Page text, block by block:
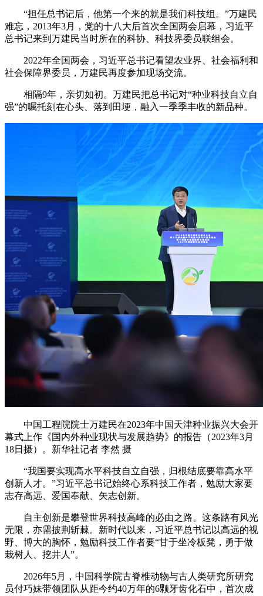
“担任总书记后，他第一个来的就是我们科技组。”万建民
难忘，2013年3月，党的十八大后首次全国两会启幕，习近平
总书记来到万建民当时所在的科协、科技界委员联组会。
2022年全国两会，习近平总书记看望农业界、社会福利和
社会保障界委员，万建民再度参加现场交流。
相隔9年，亲切如初。万建民把总书记对“种业科技自立自
强”的嘱托刻在心头、落到田埂，融入一季季丰收的新品种。
中国工程院院士万建民在2023年中国天津种业振兴大会开
幕式上作《国内外种业现状与发展趋势》的报告（2023年3月
18日摄）。新华社记者 李然 摄
“我国要实现高水平科技自立自强，归根结底要靠高水平
创新人才。”习近平总书记始终心系科技工作者，勉励大家要
志存高远、爱国奉献、矢志创新。
自主创新是攀登世界科技高峰的必由之路。这条路有风光
无限，亦需披荆斩棘。新时代以来，习近平总书记以高远的视
野、博大的胸怀，勉励科技工作者要“甘于坐冷板凳，勇于做
栽树人、挖井人”。
2026年5月，中国科学院古脊椎动物与古人类研究所研究
员付巧妹带领团队从距今约40万年的6颗牙齿化石中，首次成